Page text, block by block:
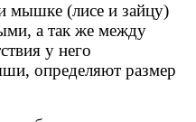
мышке (лисе и зайцу)
а так же между
у него
определяют размер